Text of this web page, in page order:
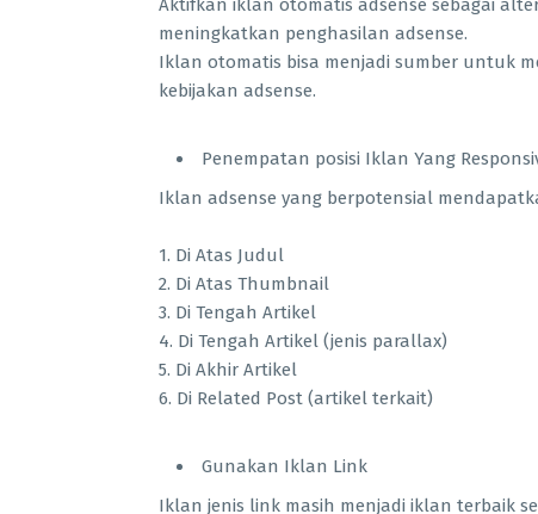
Aktifkan iklan otomatis adsense sebagai
meningkatkan penghasilan adsense.
Iklan otomatis bisa menjadi sumber untuk
kebijakan adsense.
Penempatan posisi Iklan Yang
Iklan adsense yang berpotensial
1. Di Atas Judul
2. Di Atas Thumbnail
3. Di Tengah Artikel
4. Di Tengah Artikel (jenis parallax)
5. Di Akhir Artikel
6. Di Related Post (artikel terkait)
Gunakan Iklan Link
Iklan jenis link masih menjadi iklan terbaik